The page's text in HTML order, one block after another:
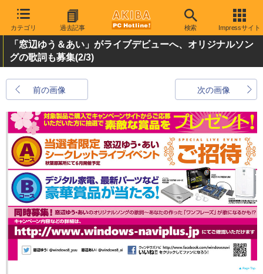
カテゴリ 過去記事 検索 Impressサイト
「窓辺ゆう＆あい」がライブデビューへ、オリジナルソン
グの歌詞も募集(2/3)
前の画像 次の画像